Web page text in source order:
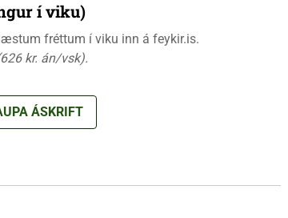
í viku)
fréttum í viku inn á feykir.is.
kr. án/vsk).
ÁSKRIFT